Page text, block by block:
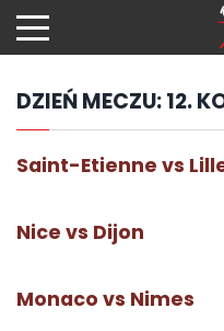
hdo
treści
DZIEŃ MECZU:12.
Saint-Etienne vs
Nice vs Dijon
Monaco vs Nimes